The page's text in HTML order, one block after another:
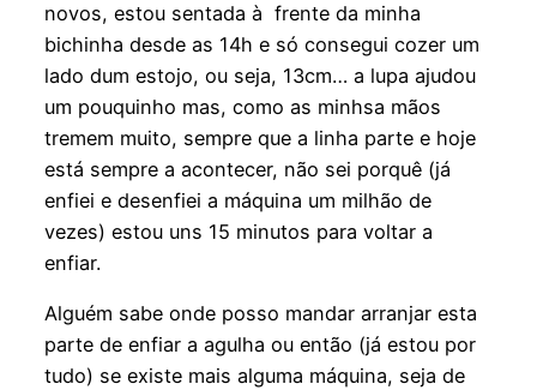
novos, estou sentada à frente da minha
bichinha desde as 14h e só consegui cozer um
lado dum estojo, ou seja, 13cm… a lupa ajudou
um pouquinho mas, como as minhsa mãos
tremem muito, sempre que a linha parte e hoje
está sempre a acontecer, não sei porquê (já
enfiei e desenfiei a máquina um milhão de
vezes) estou uns 15 minutos para voltar a
enfiar.
Alguém sabe onde posso mandar arranjar esta
parte de enfiar a agulha ou então (já estou por
tudo) se existe mais alguma máquina, seja de